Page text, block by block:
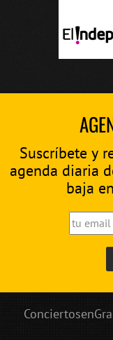
Suscríbete y
agenda diaria
baja